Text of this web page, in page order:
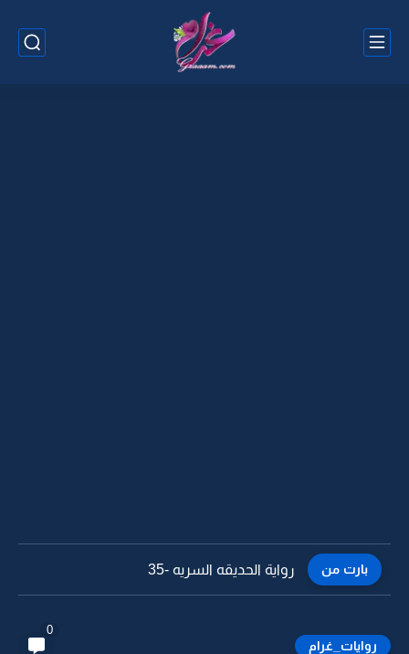
بارت من رواية الحديقه السريه -34
روايات_غرام
0